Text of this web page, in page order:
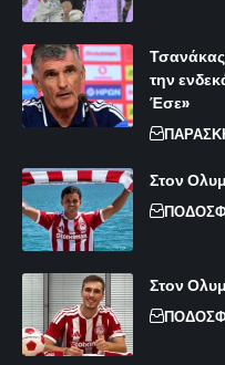
την
Έσε»
Στον
Στον